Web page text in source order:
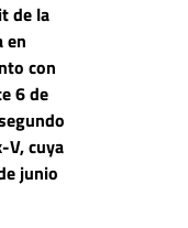
de la
en
con
6 de
V, cuya
junio